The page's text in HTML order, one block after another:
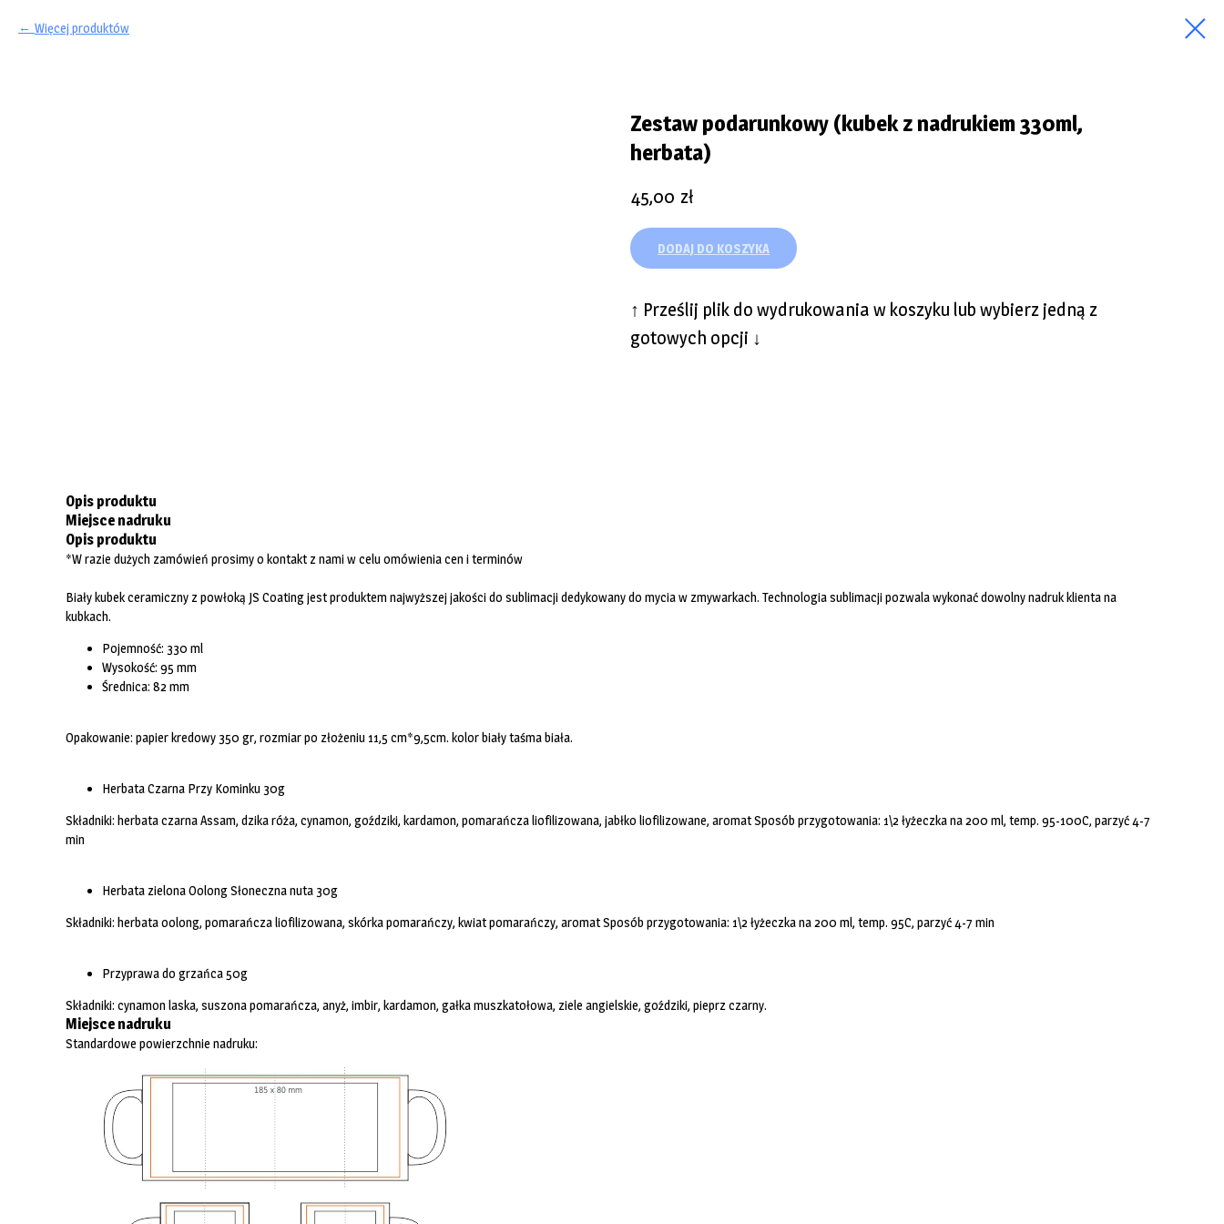
Więcej produktów
Zestaw podarunkowy (kubek z nadrukiem 330ml,
herbata)
45,00 zł
DODAJ DO KOSZYKA
↑ Prześlij plik do wydrukowania w koszyku lub wybierz jedną z
gotowych opcji ↓
Opis produktu
Miejsce nadruku
Opis produktu
*W razie dużych zamówień prosimy o kontakt z nami w celu omówienia cen i terminów
Biały kubek ceramiczny z powłoką JS Coating jest produktem najwyższej jakości do sublimacji dedykowany do mycia w zmywarkach. Technologia sublimacji pozwala wykonać dowolny nadruk klienta na
kubkach.
Pojemność: 330 ml
Wysokość: 95 mm
Średnica: 82 mm
Opakowanie: papier kredowy 350 gr, rozmiar po złożeniu 11,5 cm*9,5cm. kolor biały taśma biała.
Herbata Czarna Przy Kominku 30g
Składniki: herbata czarna Assam, dzika róża, cynamon, goździki, kardamon, pomarańcza liofilizowana, jabłko liofilizowane, aromat Sposób przygotowania: 1\2 łyżeczka na 200 ml, temp. 95-100C, parzyć 4-7
min
Herbata zielona Oolong Słoneczna nuta 30g
Składniki: herbata oolong, pomarańcza liofilizowana, skórka pomarańczy, kwiat pomarańczy, aromat Sposób przygotowania: 1\2 łyżeczka na 200 ml, temp. 95C, parzyć 4-7 min
Przyprawa do grzańca 50g
Składniki: cynamon laska, suszona pomarańcza, anyż, imbir, kardamon, gałka muszkatołowa, ziele angielskie, goździki, pieprz czarny.
Miejsce nadruku
Standardowe powierzchnie nadruku: